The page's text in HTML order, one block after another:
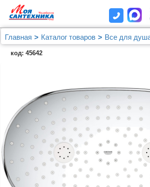
Главная Каталог товаров Все для
Душевая стойка Grohe Rainshower
Mono 26361000
код: 45642